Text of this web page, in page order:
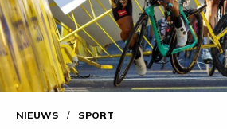
NIEUWS / SPORT